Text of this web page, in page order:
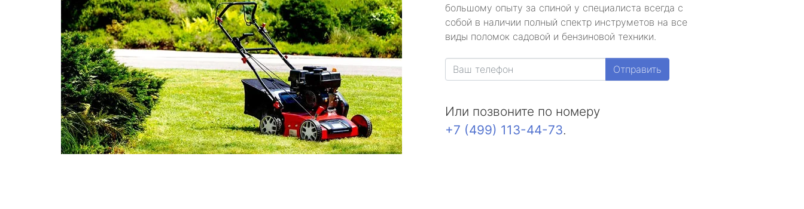
большому опыту за спиной у специалиста всегда с
собой в наличии полный спектр инструметов на все
виды поломок садовой и бензиновой техники.
Отправить
Или позвоните по номеру
+7 (499) 113-44-73.